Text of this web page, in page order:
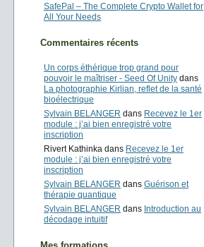
SafePal – The Complete Crypto Wallet for
All Your Needs
Commentaires récents
Un corps éthérique trop grand pour
pouvoir le maîtriser - Seed Of Unity dans
La photographie Kirlian, reflet de la santé
bioélectrique
Sylvain BELANGER dans Recevez le 1er
module : j’ai bien enregistré votre
inscription
Rivert Kathinka dans Recevez le 1er
module : j’ai bien enregistré votre
inscription
Sylvain BELANGER dans Guérison et
thérapie quantique
Sylvain BELANGER dans Introduction au
décodage intuitif